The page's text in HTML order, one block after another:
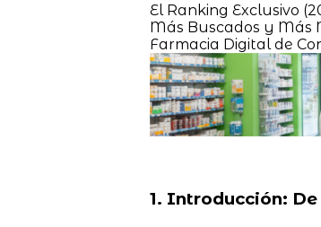
El Ranking Exclusivo
Más Buscados y Más
Farmacia Digital de
1. Introducción: